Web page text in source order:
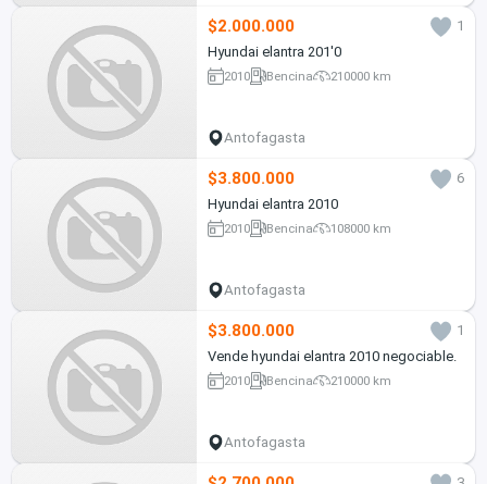
$2.000.000
1
Hyundai elantra 201'0
2010 Bencina 210000 km
Antofagasta
$3.800.000
6
Hyundai elantra 2010
2010 Bencina 108000 km
Antofagasta
$3.800.000
1
Vende hyundai elantra 2010 negociable.
2010 Bencina 210000 km
Antofagasta